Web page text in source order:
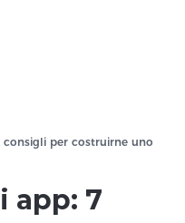
consigli per costruirne uno
app: 7